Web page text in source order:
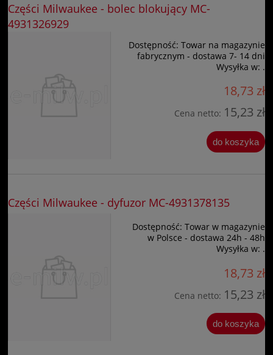
Części Milwaukee - bolec blokujący MC-
4931326929
Dostępność: Towar na magazynie
fabrycznym - dostawa 7- 14 dni
Wysyłka w: .
18,73 zł
Cena netto: 15,23 zł
do koszyka
Części Milwaukee - dyfuzor MC-4931378135
Dostępność: Towar w magazynie
w Polsce - dostawa 24h - 48h
Wysyłka w: .
18,73 zł
Cena netto: 15,23 zł
do koszyka